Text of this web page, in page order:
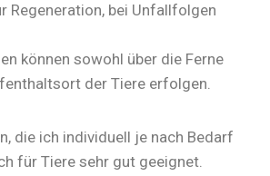
Regeneration, bei Unfallfolgen
können sowohl über die Ferne
der Tiere erfolgen.
die ich individuell je nach Bedarf
für Tiere sehr gut geeignet.